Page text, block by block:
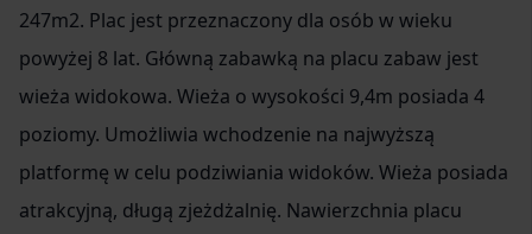
247m2. Plac jest przeznaczony dla osób w wieku
powyżej 8 lat. Główną zabawką na placu zabaw jest
wieża widokowa. Wieża o wysokości 9,4m posiada 4
poziomy. Umożliwia wchodzenie na najwyższą
platformę w celu podziwiania widoków. Wieża posiada
atrakcyjną, długą zjeżdżalnię. Nawierzchnia placu